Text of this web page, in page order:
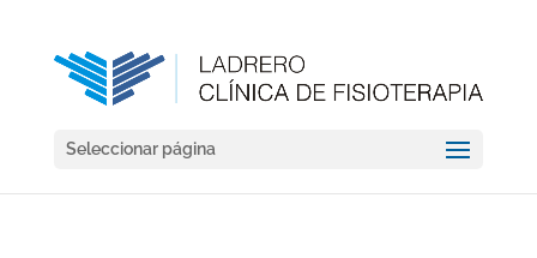
Seleccionar página